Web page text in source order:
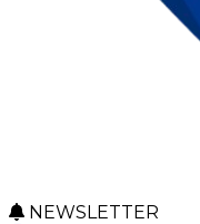
NEWSLETTER